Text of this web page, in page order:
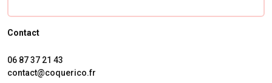
Contact
06 87 37 21 43
contact@coquerico.fr